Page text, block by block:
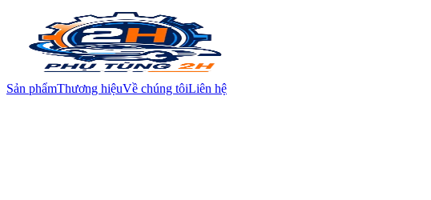
Sản phẩmThương hiệuVề chúng tôiLiên hệ